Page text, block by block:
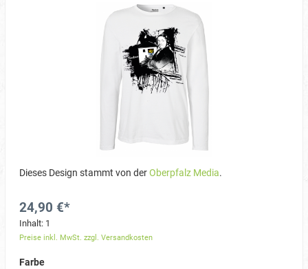
Dieses Design stammt von derOberpfalz Media.
24,90 €*
Inhalt: 1
Preise inkl. MwSt. zzgl. Versandkosten
Farbe